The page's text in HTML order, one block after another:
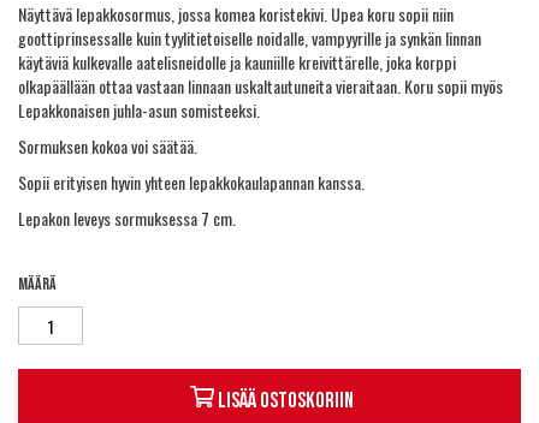
Näyttävä lepakkosormus, jossa komea koristekivi. Upea koru sopii niin
goottiprinsessalle kuin tyylitietoiselle noidalle, vampyyrille ja synkän linnan
käytäviä kulkevalle aatelisneidolle ja kauniille kreivittärelle, joka korppi
olkapäällään ottaa vastaan linnaan uskaltautuneita vieraitaan. Koru sopii myös
Lepakkonaisen juhla-asun somisteeksi.
Sormuksen kokoa voi säätää.
Sopii erityisen hyvin yhteen lepakkokaulapannan kanssa.
Lepakon leveys sormuksessa 7 cm.
Määrä
Lisää ostoskoriin